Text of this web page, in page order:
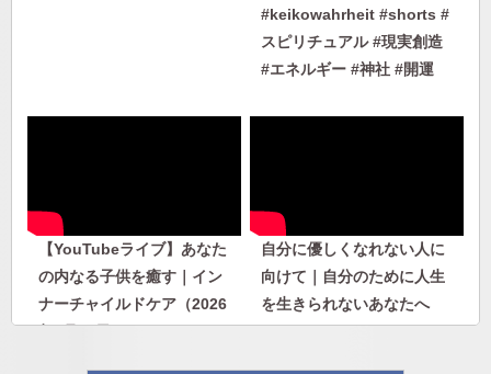
#keikowahrheit #shorts #
スピリチュアル #現実創造
#エネルギー #神社 #開運
【YouTubeライブ】あなた
の内なる子供を癒す｜イン
ナーチャイルドケア（2026
年7月30日）
自分に優しくなれない人に
向けて｜自分のために人生
を生きられないあなたへ
#keikowahrheit #shorts #